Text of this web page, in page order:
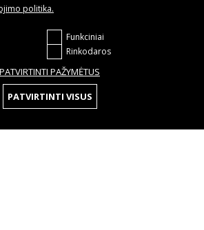
Visos teisės saugomos
kūrimas:
politika.
Funkciniai
Rinkodaros
PATVIRTINTI PAŽYMĖTUS
PATVIRTINTI VISUS